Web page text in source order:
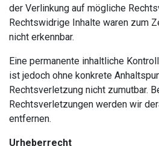
der Verlinkung auf mögliche
Rechtswidrige Inhalte waren zum
nicht erkennbar.
Eine permanente inhaltliche
ist jedoch ohne konkrete
Rechtsverletzung nicht zumutbar.
Rechtsverletzungen werden wir
entfernen.
Urheberrecht